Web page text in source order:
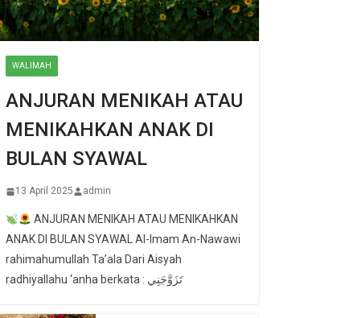
WALIMAH
ANJURAN MENIKAH ATAU
MENIKAHKAN ANAK DI
BULAN SYAWAL
13 April 2025 admin
ANJURAN MENIKAH ATAU MENIKAHKAN
ANAK DI BULAN SYAWAL Al-Imam An-Nawawi
rahimahumullah Ta’ala Dari Aisyah
radhiyallahu ‘anha berkata : تَزَوَّجَنِي